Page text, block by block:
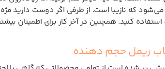
که نازیبا است. از طرفی اگر دوست دارید
کنید. همچنین در آخر کار برای اطمینان
ریمل حجم دهنده